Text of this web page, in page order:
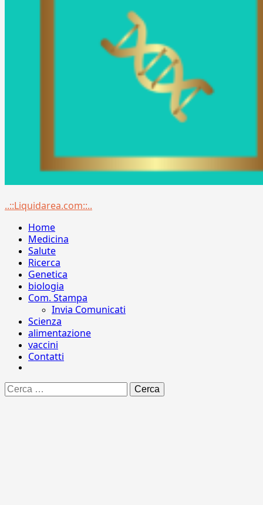
Menu
..::Liquidarea.com::..
Home
Medicina
Salute
Ricerca
Genetica
biologia
Com. Stampa
Invia Comunicati
Scienza
alimentazione
vaccini
Contatti
Ricerca
per: